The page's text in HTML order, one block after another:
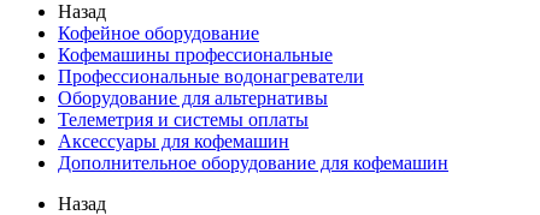
Назад
Кофейное оборудование
Кофемашины профессиональные
Профессиональные водонагреватели
Оборудование для альтернативы
Телеметрия и системы оплаты
Аксессуары для кофемашин
Дополнительное оборудование для кофемашин
Назад